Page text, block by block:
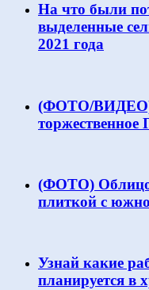
На что были
выделенные
2021 года
(ФОТО/ВИДЕО)
торжественное
(ФОТО)
плиткой с
Узнай какие
планируется в